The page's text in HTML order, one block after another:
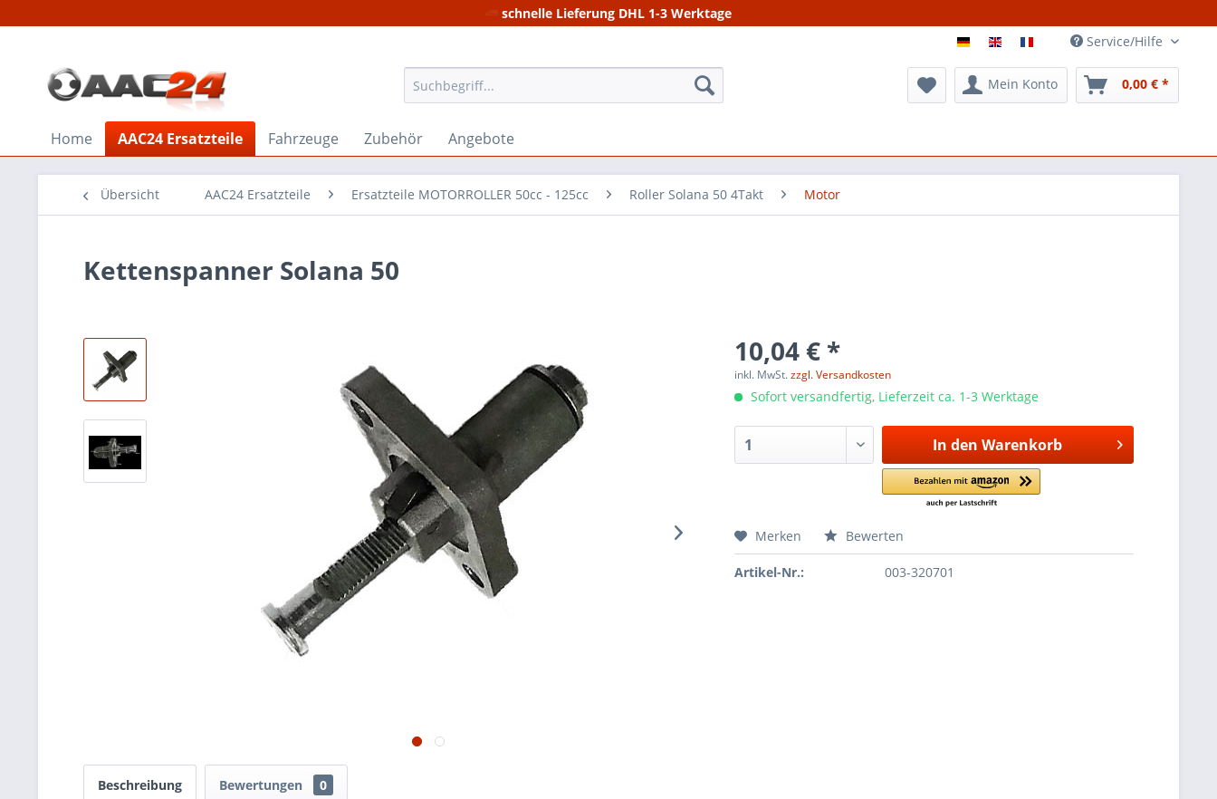
schnelle Lieferung DHL 1-3 Werktage
Service/Hilfe
Mein Konto 0,00 € *
Home AAC24 Ersatzteile Fahrzeuge Zubehör Angebote
Übersicht AAC24 Ersatzteile Ersatzteile MOTORROLLER 50cc - 125cc Roller Solana 50 4Takt Motor
Kettenspanner Solana 50
10,04 € *
inkl. MwSt.zzgl. Versandkosten
Sofort versandfertig, Lieferzeit ca. 1-3 Werktage
In den Warenkorb
Merken Bewerten
Artikel-Nr.: 003-320701
Beschreibung Bewertungen 0